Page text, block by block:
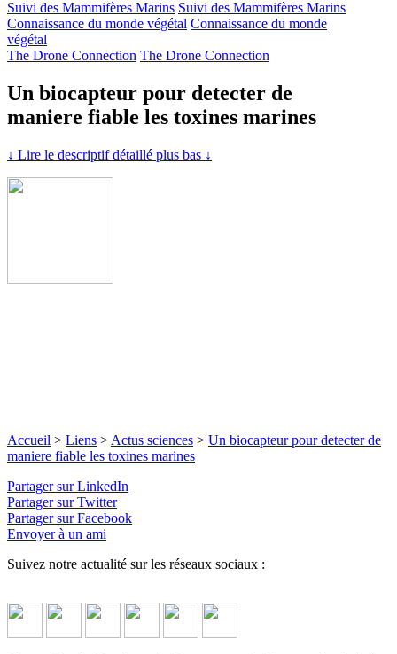
Suivi des Mammifères Marins Suivi des Mammifères Marins
Connaissance du monde végétal Connaissance du monde
végétal
The Drone Connection The Drone Connection
Un biocapteur pour detecter de
maniere fiable les toxines marines
↓ Lire le descriptif détaillé plus bas ↓
Accueil > Liens > Actus sciences > Un biocapteur pour detecter de
maniere fiable les toxines marines
Partager sur LinkedIn
Partager sur Twitter
Partager sur Facebook
Envoyer à un ami
Suivez notre actualité sur les réseaux sociaux :